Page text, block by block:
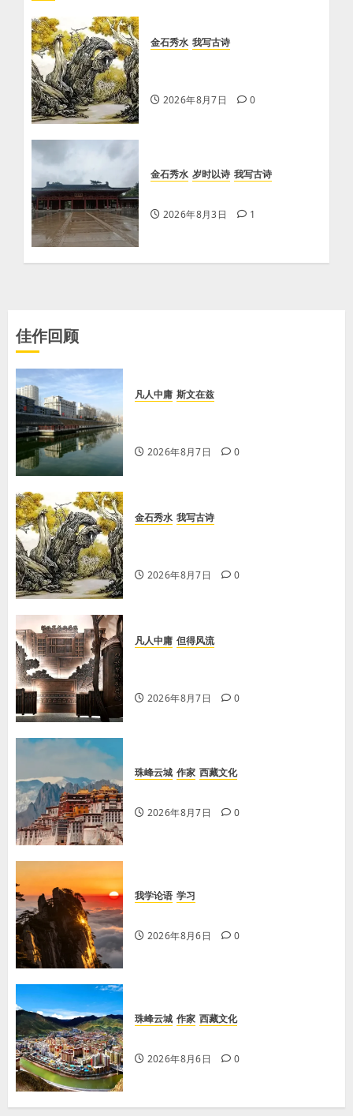
金石秀水 我写古诗
2026年8月7日 0
金石秀水 岁时以诗 我写古诗
2026年8月3日 1
佳作回顾
凡人中庸 斯文在兹
2026年8月7日 0
金石秀水 我写古诗
2026年8月7日 0
凡人中庸 但得风流
2026年8月7日 0
珠峰云城 作家 西藏文化
2026年8月7日 0
我学论语 学习
2026年8月6日 0
珠峰云城 作家 西藏文化
2026年8月6日 0